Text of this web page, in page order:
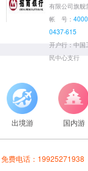
有限公司旗舰
帐 号：
0437-615
开户行：中国
民中心支行
出境游 国内游
免费电话： 19925271938